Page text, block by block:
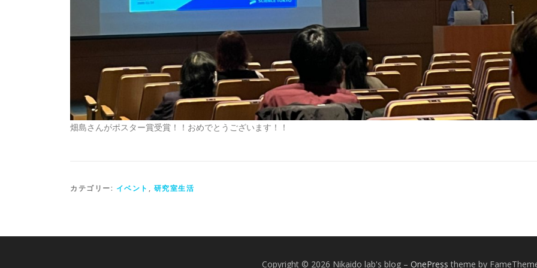
畑島さんがポスター賞受賞！！おめでとうございます！！
カテゴリー: イベント , 研究室生活
Copyright © 2026 Nikaido lab's blog – OnePress theme by